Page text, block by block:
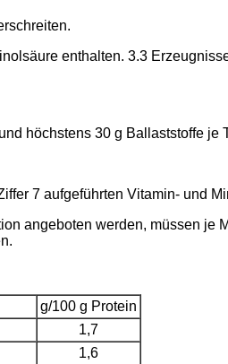
enthalten. 3.3
höchstens 30 g Ballaststoffe je
7 aufgeführten Vitamin- und
angeboten werden, müssen je
g/100 g Protein
1,7
1,6